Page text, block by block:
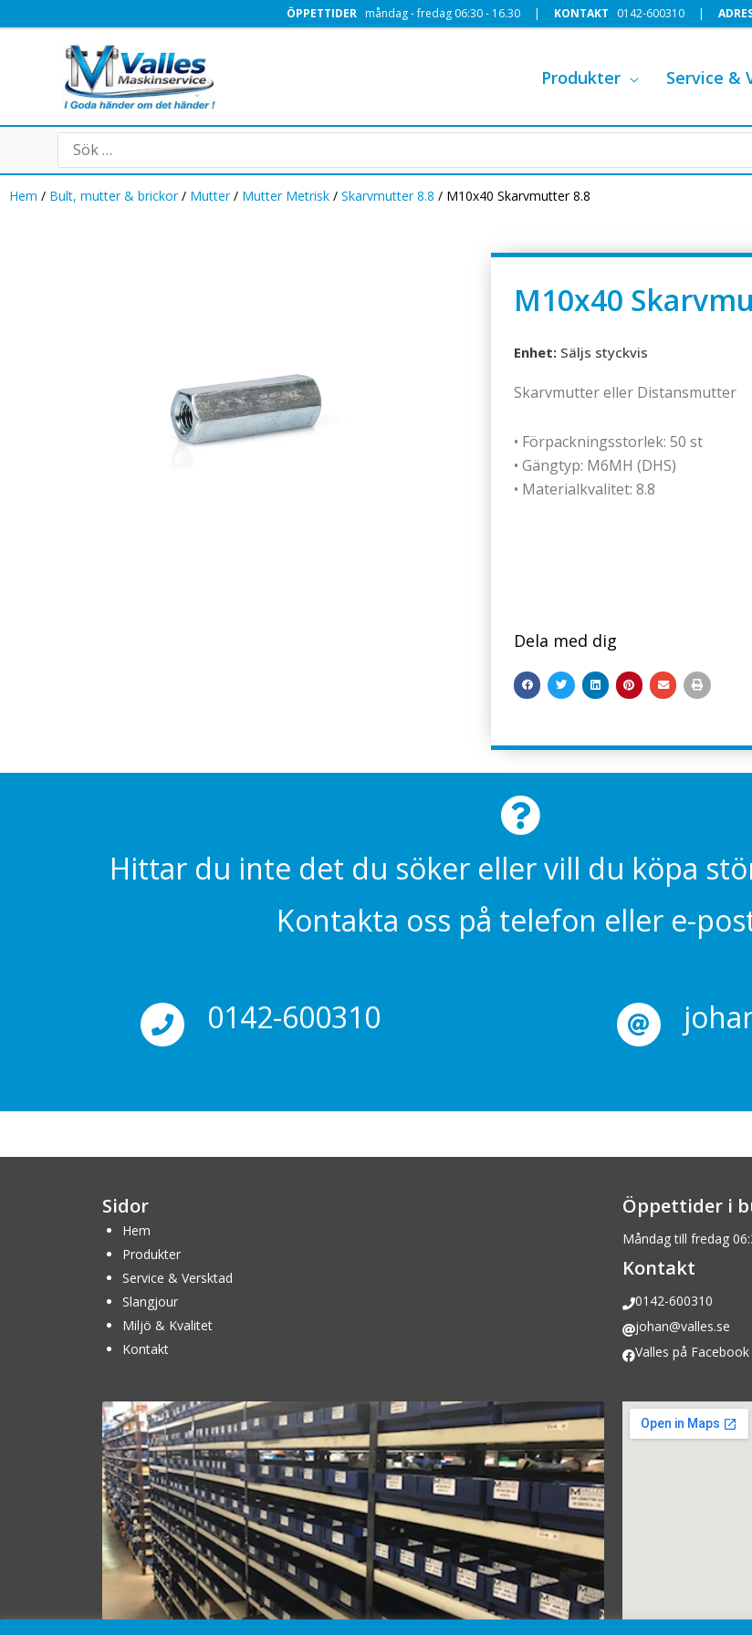
till
ÖPPETTIDER måndag - fredag 06:30 - 16.30 | KONTAKT 0142-600310 |
Produkter Service &
Search
for:
Hem / Bult, mutter & brickor/ Mutter/ Mutter Metrisk / Skarvmutter 8.8 / M10x40 Skarvmutter 8.8
M10x40
Enhet: Säljs styckvis
Skarvmutter eller Distansmutter
• Förpackningsstorlek: 50 st
• Gängtyp: M6MH (DHS)
• Materialkvalitet: 8.8
Dela med dig
Hittar du inte det du söker eller vill du köpa
Kontakta oss på telefon eller e-
0142-600310
Sidor
Hem
Produkter
Service & Versktad
Slangjour
Miljö & Kvalitet
Kontakt
Öppettider i
Måndag till fredag
Kontakt
0142-600310
johan@valles.se
Valles på Facebook